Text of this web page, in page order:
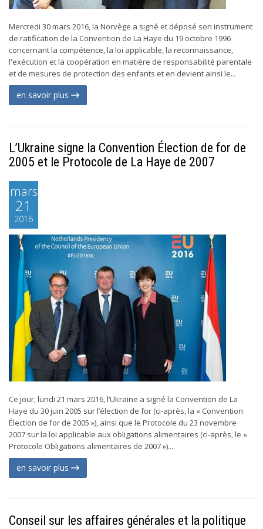
Mercredi 30 mars 2016, la Norvège a signé et déposé son instrument
de ratification de la Convention de La Haye du 19 octobre 1996
concernant la compétence, la loi applicable, la reconnaissance,
l'exécution et la coopération en matière de responsabilité parentale
et de mesures de protection des enfants et en devient ainsi le...
en savoir plus
L’Ukraine signe la Convention Élection de for de
2005 et le Protocole de La Haye de 2007
mars
21
2016
Ce jour, lundi 21 mars 2016, l’Ukraine a signé la Convention de La
Haye du 30 juin 2005 sur l’élection de for (ci-après, la « Convention
Élection de for de 2005 »), ainsi que le Protocole du 23 novembre
2007 sur la loi applicable aux obligations alimentaires (ci-après, le «
Protocole Obligations alimentaires de 2007 »)....
en savoir plus
Conseil sur les affaires générales et la politique